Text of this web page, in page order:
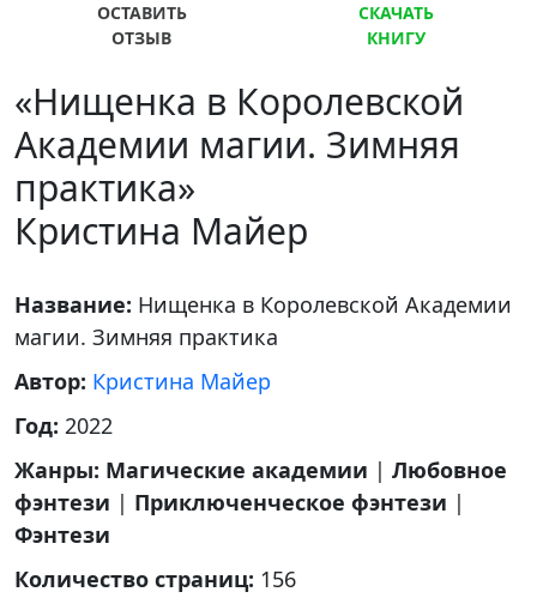
ОСТАВИТЬ
ОТЗЫВ
СКАЧАТЬ
КНИГУ
«Нищенка в Королевской
Академии магии. Зимняя
практика»
Кристина Майер
Название: Нищенка в Королевской Академии
магии. Зимняя практика
Автор: Кристина Майер
Год: 2022
Жанры: Магические академии | Любовное
фэнтези | Приключенческое фэнтези |
Фэнтези
Количество страниц: 156